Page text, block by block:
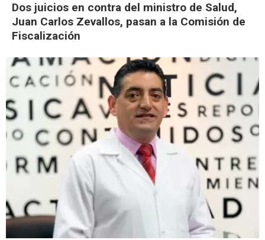
Dos juicios en contra del ministro de Salud,
Juan Carlos Zevallos, pasan a la Comisión de
Fiscalización